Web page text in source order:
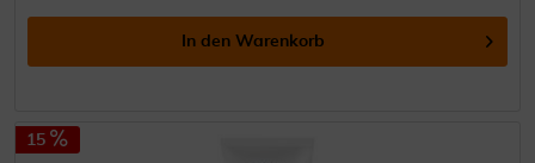
In den Warenkorb
15